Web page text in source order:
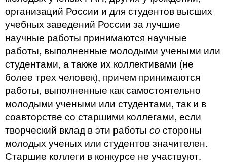
организаций России и для студентов высших
учебных заведений России за лучшие
научные ра­боты принимаются научные
работы, выполненные молодыми учеными или
студентами, а также их коллективами (не
более трех человек), причем принимаются
работы, выполненные как са­мостоятельно
молодыми учеными или студентами, так и в
соавторстве со старшими коллегами, если
творческий вклад в эти работы со стороны
молодых ученых или студентов значителен.
Старшие коллеги в конкурсе не участвуют.